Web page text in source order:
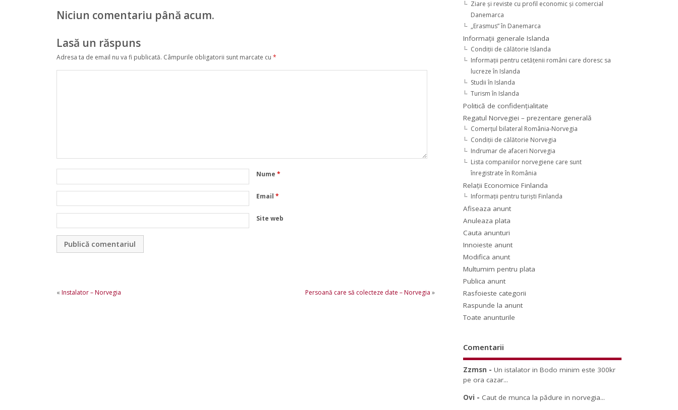
Niciun comentariu până acum.
Lasă un răspuns
Adresa ta de email nu va fi publicată. Câmpurile obligatorii sunt marcate cu *
Nume *
Email *
Site web
« Instalator – Norvegia Persoană care să colecteze date – Norvegia »
Ziare şi reviste cu profil economic şi comercial
Danemarca
„Erasmus” în Danemarca
Informaţii generale Islanda
Condiţii de călătorie Islanda
Informaţii pentru cetăţenii români care doresc sa
lucreze în Islanda
Studii în Islanda
Turism în Islanda
Politică de confidențialitate
Regatul Norvegiei – prezentare generală
Comerţul bilateral România-Norvegia
Condiții de călătorie Norvegia
Indrumar de afaceri Norvegia
Lista companiilor norvegiene care sunt
înregistrate în România
Relaţii Economice Finlanda
Informaţii pentru turişti Finlanda
Afiseaza anunt
Anuleaza plata
Cauta anunturi
Innoieste anunt
Modifica anunt
Multumim pentru plata
Publica anunt
Rasfoieste categorii
Raspunde la anunt
Toate anunturile
Comentarii
Zzmsn -Un istalator in Bodo minim este 300kr
pe ora cazar...
Ovi - Caut de munca la pădure in norvegia...